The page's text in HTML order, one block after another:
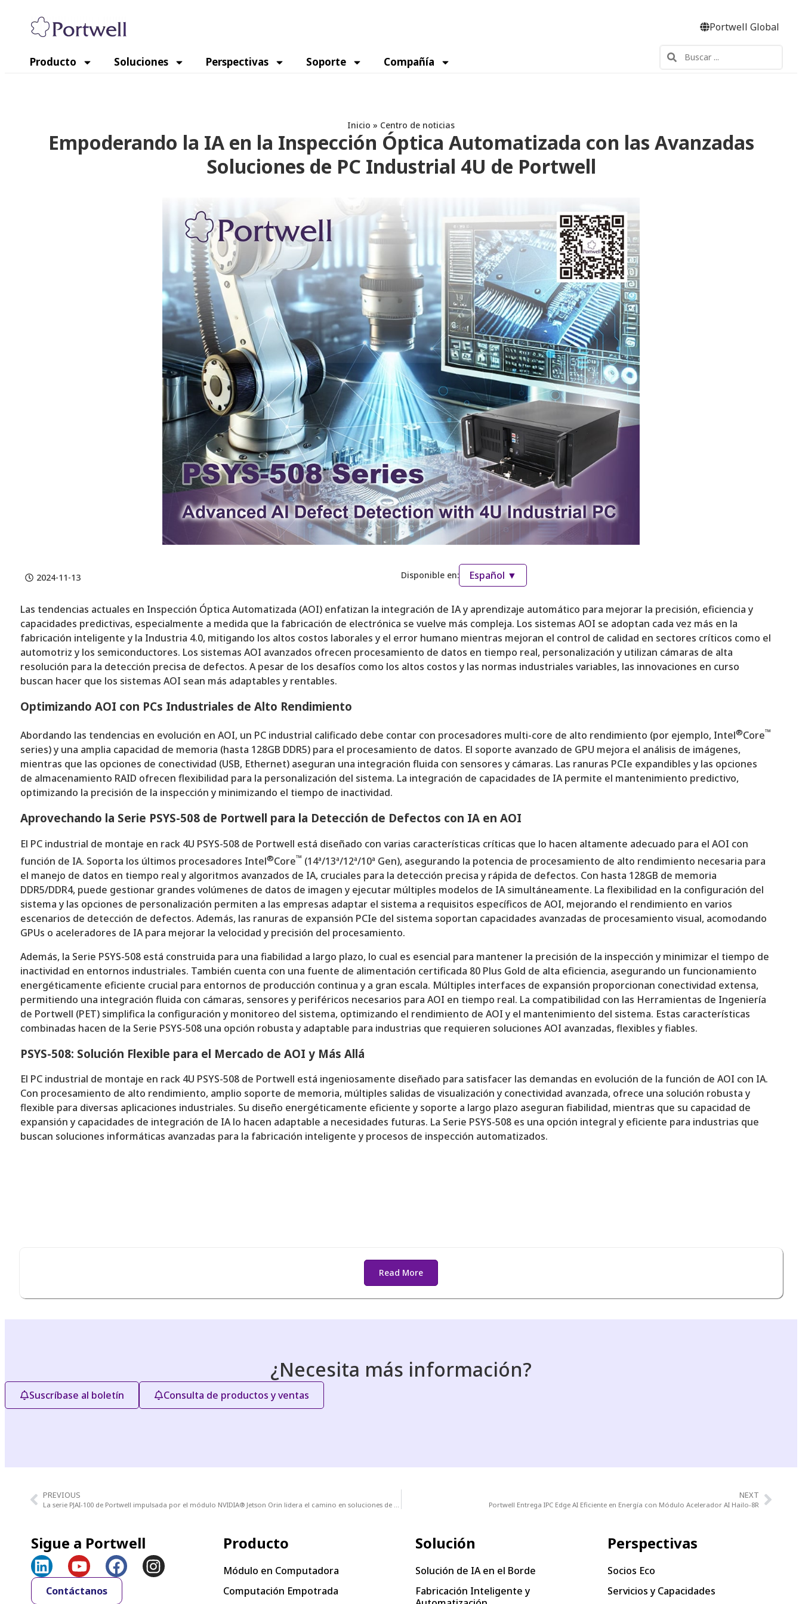
Portwell Global
Producto Soluciones Perspectivas Soporte Compañía
Inicio » Centro de noticias
Empoderando la IA en la Inspección Óptica Automatizada con las Avanzadas
Soluciones de PC Industrial 4U de Portwell
2024-11-13 Disponible en: Español ▼
Las tendencias actuales en Inspección Óptica Automatizada (AOI) enfatizan la integración de IA y aprendizaje automático para mejorar la precisión, eficiencia y
capacidades predictivas, especialmente a medida que la fabricación de electrónica se vuelve más compleja. Los sistemas AOI se adoptan cada vez más en la
fabricación inteligente y la Industria 4.0, mitigando los altos costos laborales y el error humano mientras mejoran el control de calidad en sectores críticos como el
automotriz y los semiconductores. Los sistemas AOI avanzados ofrecen procesamiento de datos en tiempo real, personalización y utilizan cámaras de alta
resolución para la detección precisa de defectos. A pesar de los desafíos como los altos costos y las normas industriales variables, las innovaciones en curso
buscan hacer que los sistemas AOI sean más adaptables y rentables.
Optimizando AOI con PCs Industriales de Alto Rendimiento
Abordando las tendencias en evolución en AOI, un PC industrial calificado debe contar con procesadores multi-core de alto rendimiento (por ejemplo, Intel®Core™
series) y una amplia capacidad de memoria (hasta 128GB DDR5) para el procesamiento de datos. El soporte avanzado de GPU mejora el análisis de imágenes,
mientras que las opciones de conectividad (USB, Ethernet) aseguran una integración fluida con sensores y cámaras. Las ranuras PCIe expandibles y las opciones
de almacenamiento RAID ofrecen flexibilidad para la personalización del sistema. La integración de capacidades de IA permite el mantenimiento predictivo,
optimizando la precisión de la inspección y minimizando el tiempo de inactividad.
Aprovechando la Serie PSYS-508 de Portwell para la Detección de Defectos con IA en AOI
El PC industrial de montaje en rack 4U PSYS-508 de Portwell está diseñado con varias características críticas que lo hacen altamente adecuado para el AOI con
función de IA. Soporta los últimos procesadores Intel®Core™ (14ª/13ª/12ª/10ª Gen), asegurando la potencia de procesamiento de alto rendimiento necesaria para
el manejo de datos en tiempo real y algoritmos avanzados de IA, cruciales para la detección precisa y rápida de defectos. Con hasta 128GB de memoria
DDR5/DDR4, puede gestionar grandes volúmenes de datos de imagen y ejecutar múltiples modelos de IA simultáneamente. La flexibilidad en la configuración del
sistema y las opciones de personalización permiten a las empresas adaptar el sistema a requisitos específicos de AOI, mejorando el rendimiento en varios
escenarios de detección de defectos. Además, las ranuras de expansión PCIe del sistema soportan capacidades avanzadas de procesamiento visual, acomodando
GPUs o aceleradores de IA para mejorar la velocidad y precisión del procesamiento.
Además, la Serie PSYS-508 está construida para una fiabilidad a largo plazo, lo cual es esencial para mantener la precisión de la inspección y minimizar el tiempo de
inactividad en entornos industriales. También cuenta con una fuente de alimentación certificada 80 Plus Gold de alta eficiencia, asegurando un funcionamiento
energéticamente eficiente crucial para entornos de producción continua y a gran escala. Múltiples interfaces de expansión proporcionan conectividad extensa,
permitiendo una integración fluida con cámaras, sensores y periféricos necesarios para AOI en tiempo real. La compatibilidad con las Herramientas de Ingeniería
de Portwell (PET) simplifica la configuración y monitoreo del sistema, optimizando el rendimiento de AOI y el mantenimiento del sistema. Estas características
combinadas hacen de la Serie PSYS-508 una opción robusta y adaptable para industrias que requieren soluciones AOI avanzadas, flexibles y fiables.
PSYS-508: Solución Flexible para el Mercado de AOI y Más Allá
El PC industrial de montaje en rack 4U PSYS-508 de Portwell está ingeniosamente diseñado para satisfacer las demandas en evolución de la función de AOI con IA.
Con procesamiento de alto rendimiento, amplio soporte de memoria, múltiples salidas de visualización y conectividad avanzada, ofrece una solución robusta y
flexible para diversas aplicaciones industriales. Su diseño energéticamente eficiente y soporte a largo plazo aseguran fiabilidad, mientras que su capacidad de
expansión y capacidades de integración de IA lo hacen adaptable a necesidades futuras. La Serie PSYS-508 es una opción integral y eficiente para industrias que
buscan soluciones informáticas avanzadas para la fabricación inteligente y procesos de inspección automatizados.
Read More
¿Necesita más información?
Suscríbase al boletín Consulta de productos y ventas
PREVIOUS
La serie PJAI-100 de Portwell impulsada por el módulo NVIDIA® Jetson Orin lidera el camino en soluciones de IA en el borde.
NEXT
Portwell Entrega IPC Edge AI Eficiente en Energía con Módulo Acelerador AI Hailo-8R
Sigue a Portwell
Contáctanos
Producto
Módulo en Computadora
Computación Empotrada
Solución
Solución de IA en el Borde
Fabricación Inteligente y
Perspectivas
Socios Eco
Servicios y Capacidades